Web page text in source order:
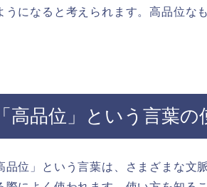
うになると考えられます。高品位な
「高品位」という言葉
品位」という言葉は、さまざまな